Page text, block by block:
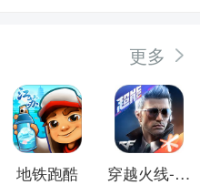
更多
地铁跑酷 穿越火线-枪战王者